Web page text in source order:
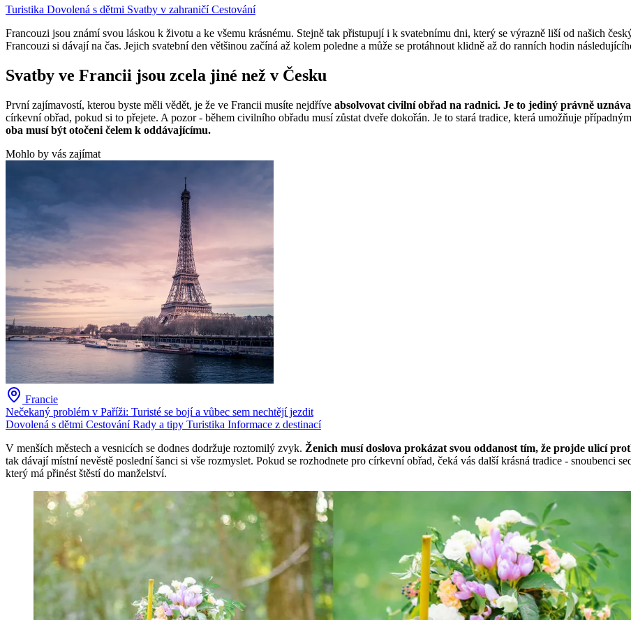
Turistika Dovolená s dětmi Svatby v zahraničíCestování
Francouzi jsou známí svou láskou k životu a ke všemu krásnému. Stejně tak přistupují i k svatebnímu dni, který se výrazně liší od našich
Francouzi si dávají na čas. Jejich svatební den většinou začíná až kolem poledne a může se protáhnout klidně až do ranních hodin
Svatby ve Francii jsou zcela jiné než v Česku
První zajímavostí, kterou byste měli vědět, je že ve Francii musíte nejdříve absolvovat civilní obřad na radnici. Je to jediný právně
církevní obřad, pokud si to přejete. A pozor - během civilního obřadu musí zůstat dveře dokořán. Je to stará tradice, která umožňuje
oba musí být otočeni čelem k oddávajícímu.
Mohlo by vás zajímat
Francie
Nečekaný problém v Paříži: Turisté se bojí a vůbec sem nechtějí jezdit
Dovolená s dětmi CestováníRady a tipy Turistika Informace z destinací
V menších městech a vesnicích se dodnes dodržuje roztomilý zvyk. Ženich musí doslova prokázat svou oddanost tím, že projde ulicí
tak dávají místní nevěstě poslední šanci si vše rozmyslet. Pokud se rozhodnete pro církevní obřad, čeká vás další krásná tradice - snoubenci
který má přinést štěstí do manželství.